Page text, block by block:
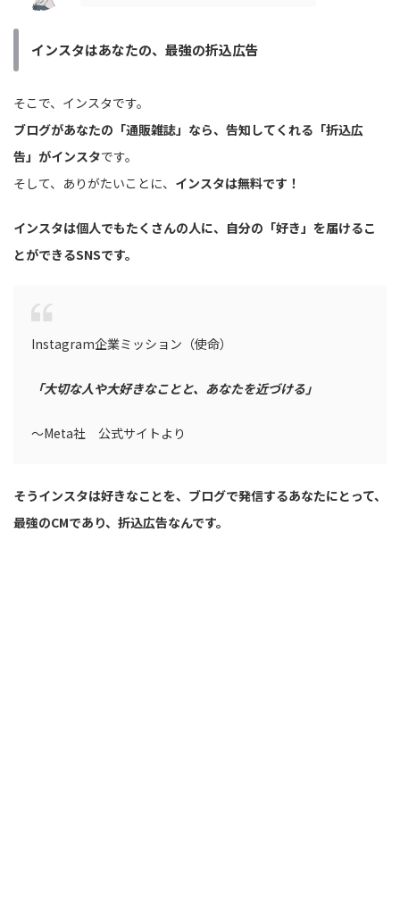
インスタはあなたの、最強の折込広告
そこで、インスタです。
ブログがあなたの「通販雑誌」なら、告知してくれる「折込広
告」がインスタです。
そして、ありがたいことに、 インスタは無料です！
インスタは個人でもたくさんの人に、自分の「好き」を届けるこ
とができるSNSです。
Instagram企業ミッション（使命）
「大切な人や大好きなことと、あなたを近づける」
〜Meta社 公式サイトより
そうインスタは好きなことを、ブログで発信するあなたにとって、
最強のCMであり、折込広告なんです。